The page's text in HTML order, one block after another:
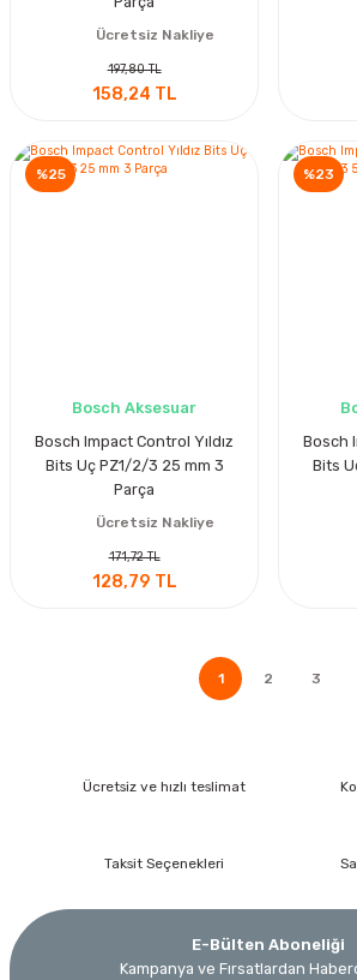
Ücretsiz Nakliye
197,80 TL
158,24 TL
%25
Bosch Aksesuar
Bosch Impact Control Yıldız
Bits Uç PZ1/2/3 25 mm 3
Parça
Ücretsiz Nakliye
171,72 TL
128,79 TL
%23
Bosch
Bits
1 2 3
Ücretsiz ve hızlı teslimat
Taksit Seçenekleri
E-Bülten Aboneliği
Kampanya ve Fırsatlardan